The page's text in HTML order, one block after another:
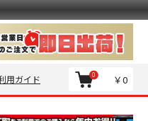
用ガイド ￥0
0